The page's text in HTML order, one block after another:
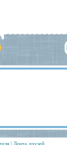
| Лента друзей